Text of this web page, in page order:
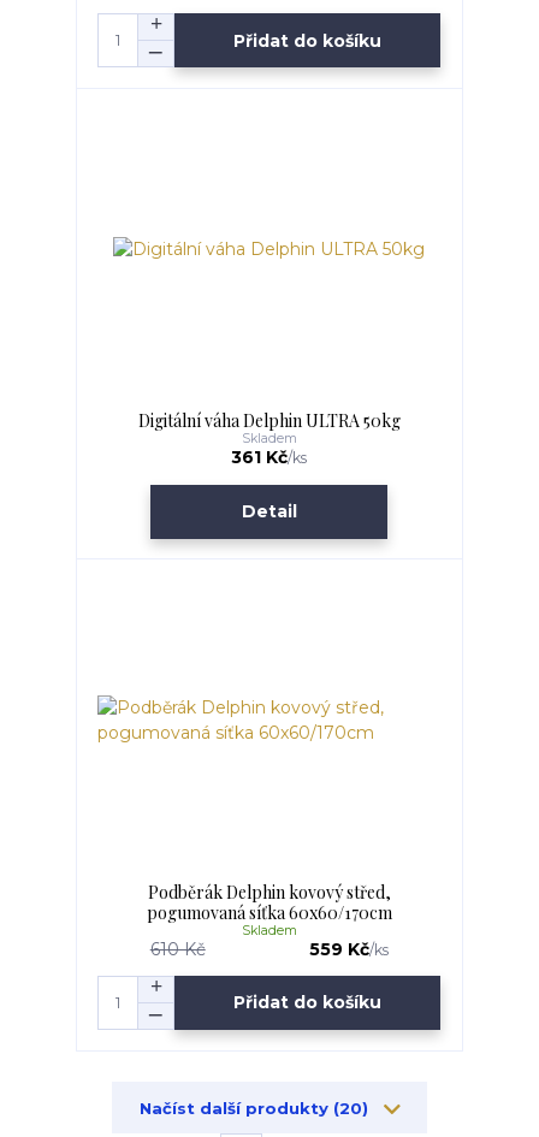
Přidat do košíku
Digitální váha Delphin ULTRA 50kg
361 Kč/ks
Skladem
Detail
Podběrák Delphin kovový střed,
pogumovaná síťka 60x60/170cm
610 Kč 559 Kč/ks
Skladem
Přidat do košíku
Načíst další produkty (20)